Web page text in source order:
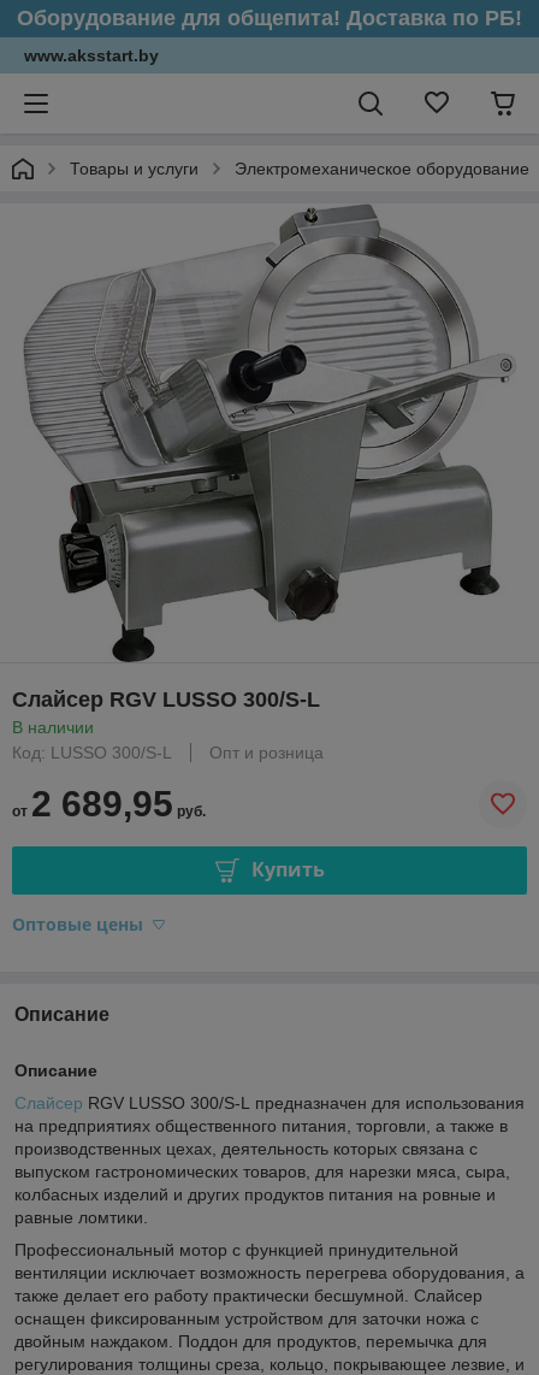
Оборудование для общепита! Доставка по РБ!
www.aksstart.by
Товары и услуги Электромеханическое оборудование
Слайсер RGV LUSSO 300/S-L
В наличии
Код: LUSSO 300/S-L
Опт и розница
от 2 689,95 руб.
Купить
Оптовые цены
Описание
Описание
Слайсер RGV LUSSO 300/S-L предназначен для использования
на предприятиях общественного питания, торговли, а также в
производственных цехах, деятельность которых связана с
выпуском гастрономических товаров, для нарезки мяса, сыра,
колбасных изделий и других продуктов питания на ровные и
равные ломтики.
Профессиональный мотор с функцией принудительной
вентиляции исключает возможность перегрева оборудования, а
также делает его работу практически бесшумной. Слайсер
оснащен фиксированным устройством для заточки ножа с
двойным наждаком. Поддон для продуктов, перемычка для
регулирования толщины среза, кольцо, покрывающее лезвие, и